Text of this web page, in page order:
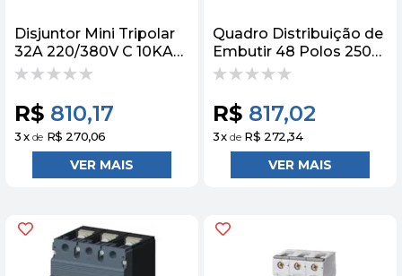
Disjuntor Mini Tripolar
32A 220/380V C 10KA
5SY43327 Siemens
R$ 810,17
3x de R$ 270,06
Quadro Distribuição de
Embutir 48 Polos 250A
Vertical Brum
R$ 817,02
3x de R$ 272,34